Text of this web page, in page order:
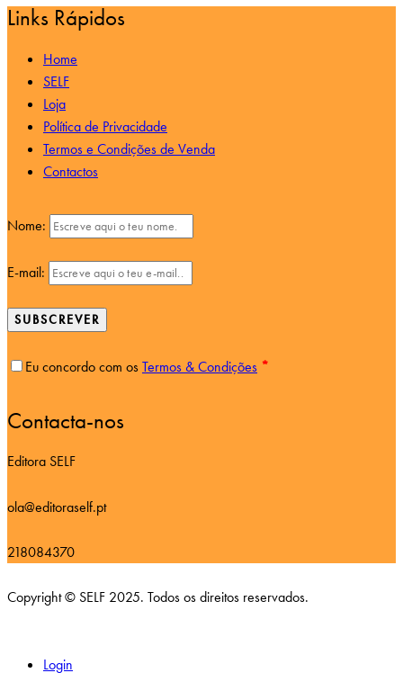
Links Rápidos
Home
SELF
Loja
Política de Privacidade
Termos e Condições de Venda
Contactos
Nome:
E-mail:
SUBSCREVER
Eu concordo com osTermos & Condições *
Contacta-nos
Editora SELF
ola@editoraself.pt
218084370
Copyright © SELF 2025. Todos os direitos reservados.
Login